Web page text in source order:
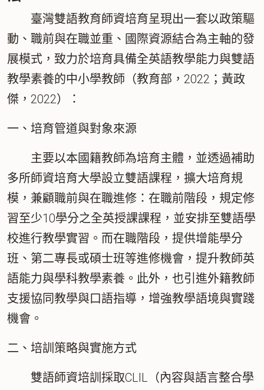
臺灣雙語教育師資培育呈現出一套以政策驅
動、職前與在職並重、國際資源結合為主軸的發
展模式，致力於培育具備全英語教學能力與雙語
教學素養的中小學教師（教育部，2022；黃政
傑，2022）：
一、培育管道與對象來源
主要以本國籍教師為培育主體，並透過補助
多所師資培育大學設立雙語課程，擴大培育規
模，兼顧職前與在職進修：在職前階段，規定修
習至少10學分之全英授課課程，並安排至雙語學
校進行教學實習。而在職階段，提供增能學分
班、第二專長或碩士班等進修機會，提升教師英
語能力與學科教學素養。此外，也引進外籍教師
支援協同教學與口語指導，增強教學語境與實踐
機會。
二、培訓策略與實施方式
雙語師資培訓採取CLIL（內容與語言整合學